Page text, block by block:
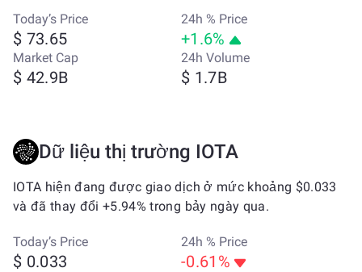
Today’s Price
$ 73.65
24h % Price
+1.6%
Market Cap
$ 42.9B
24h Volume
$ 1.7B
Dữ liệu thị trường IOTA
IOTA hiện đang được giao dịch ở mức khoảng $0.033
và đã thay đổi +5.94% trong bảy ngày qua.
Today’s Price
$ 0.033
24h % Price
-0.61%